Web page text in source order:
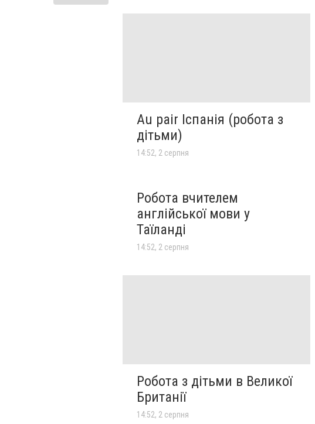
Au pair Іспанія (робота з
дітьми)
14:52, 2 серпня
Робота вчителем
англійської мови у
Таїланді
14:52, 2 серпня
Робота з дітьми в Великої
Британії
14:52, 2 серпня